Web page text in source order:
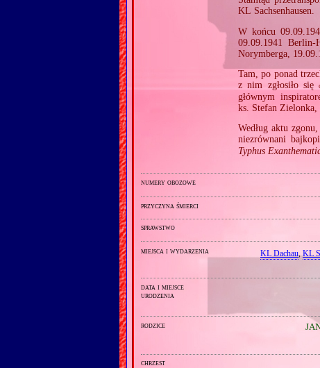
KL Sachsenhausen.
W końcu
09.09.1941
Norymberga,
Tam, po ponad
z nim zgłosiło się
głównym
ks. Stefan Zielonka,
Według aktu
niezrównani
Typhus
numery obozowe
przyczyna śmierci
sprawstwo
miejsca i wydarzenia KL Dachau,KL
data i miejsce
urodzenia
rodzice
chrzest